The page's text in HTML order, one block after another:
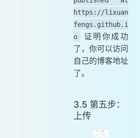
https://lixuan
fengs.github.i
o
证明你成功
了，你可以访问
自己的博客地址
了。
3.5 第五步：
上传